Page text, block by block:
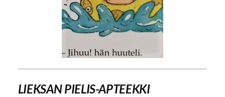
LIEKSAN PIELIS-APTEEKKI